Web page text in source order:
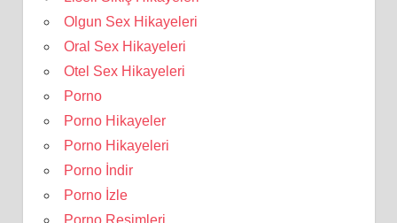
Olgun Sex Hikayeleri
Oral Sex Hikayeleri
Otel Sex Hikayeleri
Porno
Porno Hikayeler
Porno Hikayeleri
Porno İndir
Porno İzle